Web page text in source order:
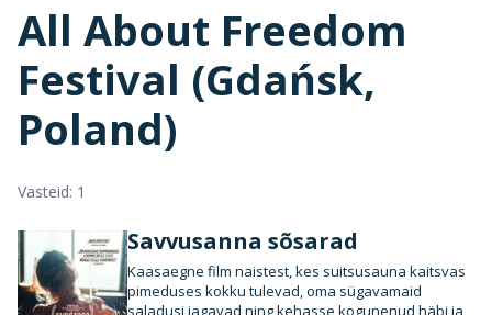
All About Freedom
Festival (Gdańsk,
Poland)
Vasteid: 1
Savvusanna sõsarad
Kaasaegne film naistest, kes suitsusauna kaitsvas
pimeduses kokku tulevad, oma sügavamaid
saladusi jagavad ning kehasse kogunenud häbi ja